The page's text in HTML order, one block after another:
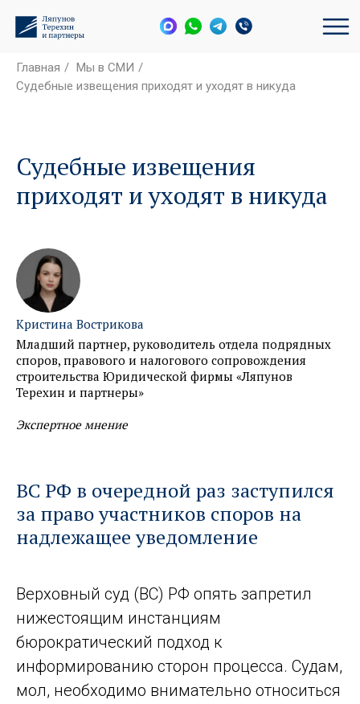
Главная / Мы в СМИ /
Судебные извещения приходят и уходят в никуда
Судебные извещения
приходят и уходят в никуда
Кристина Вострикова
Младший партнер, руководитель отдела подрядных
споров, правового и налогового сопровождения
строительства Юридической фирмы «Ляпунов
Терехин и партнеры»
Экспертное мнение
ВС РФ в очередной раз заступился
за право участников споров на
надлежащее уведомление
Верховный суд (ВС) РФ опять запретил
нижестоящим инстанциям
бюрократический подход к
информированию сторон процесса. Судам,
мол, необходимо внимательно относиться